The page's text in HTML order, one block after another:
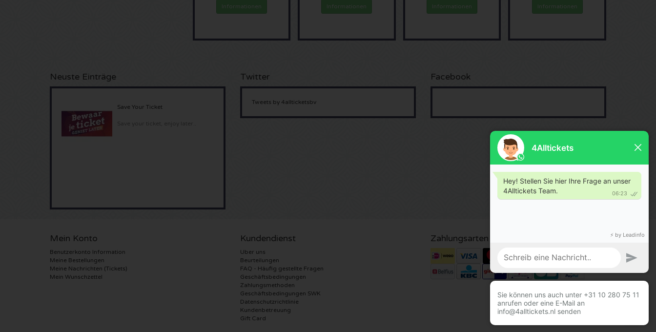
Informationen Informationen Informationen Informationen
Neuste Einträge
Save Your Ticket
Twitter
Tweets by 4allticketsbv
Facebook
Mein Konto
Benutzerkonto Information
Meine Bestellungen
Meine Nachrichten (Tickets)
Mein Wunschzettel
Kundendienst
Uber uns
Beurteilungen
FAQ - Häufig gestellte Fragen
Geschäftsbedingungen
Zahlungsmethoden
Geschäftsbedingungen SWK
Datenschutzrichtlinie
Kundenbetreuung
Gift Card
Zahlungsarten